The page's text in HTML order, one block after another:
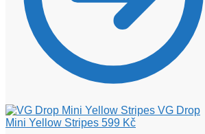
VG Drop
Mini Yellow Stripes 599 Kč